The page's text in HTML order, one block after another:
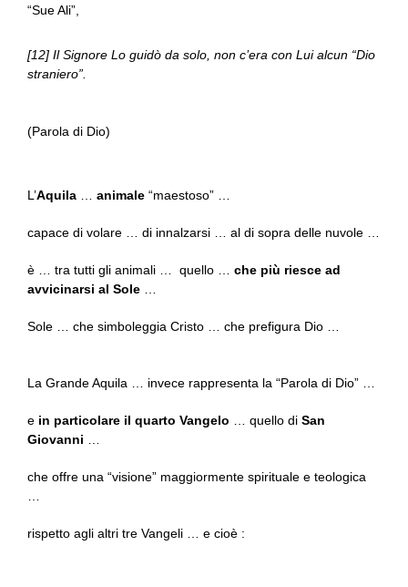
“Sue Ali”,
[12] Il Signore Lo guidò da solo, non c’era con Lui alcun “Dio
straniero”.
(Parola di Dio)
L’Aquila animale “maestoso” …
capace di volare … di innalzarsi … al di sopra delle nuvole …
è … tra tutti gli animali … quello … che più riesce ad
avvicinarsi al Sole
Sole … che simboleggia Cristo … che prefigura Dio …
La Grande Aquila … invece rappresenta la “Parola di Dio” …
e in particolare il quarto Vangelo … quello di San
Giovanni
che offre una “visione” maggiormente spirituale e teologica
rispetto agli altri tre Vangeli … e cioè :